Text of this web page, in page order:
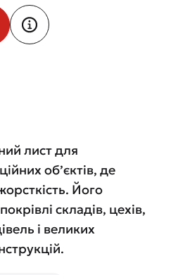
лист для
об’єктів, де
Його
складів, цехів,
і великих